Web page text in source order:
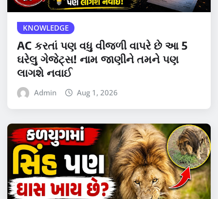
KNOWLEDGE
AC કરતાં પણ વધુ વીજળી વાપરે છે આ 5
ઘરેલુ ગેજેટ્સ! નામ જાણીને તમને પણ
લાગશે નવાઈ
Admin Aug 1, 2026